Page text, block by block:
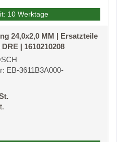
10 Werktage
24,0x2,0 MM | Ersatzteile
| 1610210208
EB-3611B3A000-